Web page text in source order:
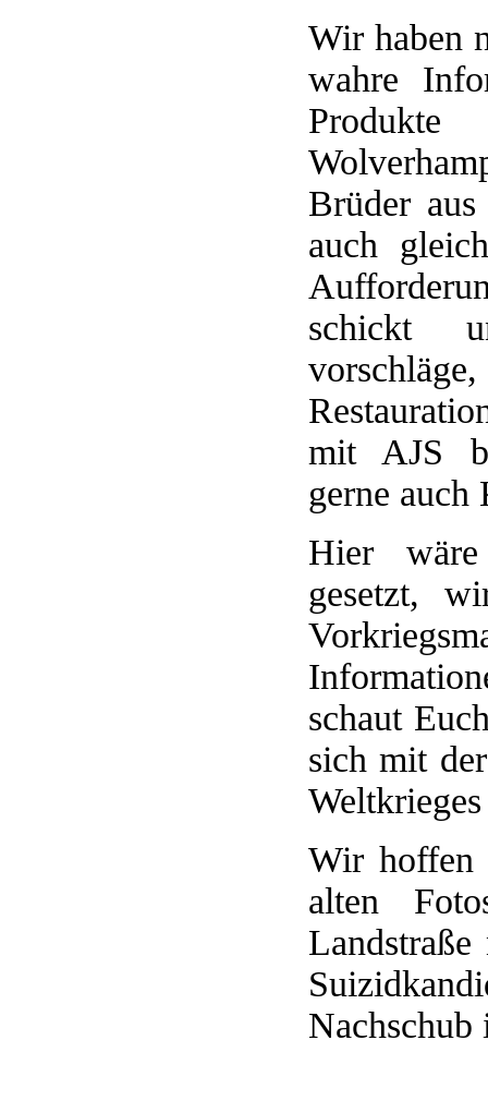
Wir haben
wahre
Produkte
Brüder
auch
schickt
mit AJS
gerne
Hier
gesetzt,
schaut
sich mit
Wir hoffen
alten
Nachschub